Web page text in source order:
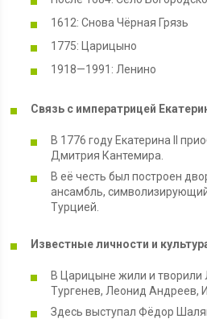
1612: Снова Чёрная Грязь
1775: Царицыно
1918—1991: Ленино
Связь с императрицей
В 1776 году Екатерина II
Дмитрия Кантемира.
В её честь был построен
ансамбль,
Турцией.
Известные личности и
В Царицыне жили и творили
Тургенев, Леонид Андреев,
Здесь выступал Фёдор